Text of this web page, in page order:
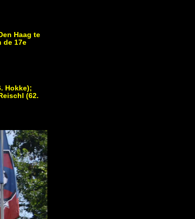
Haag te
de 17e
Hokke);
(62.